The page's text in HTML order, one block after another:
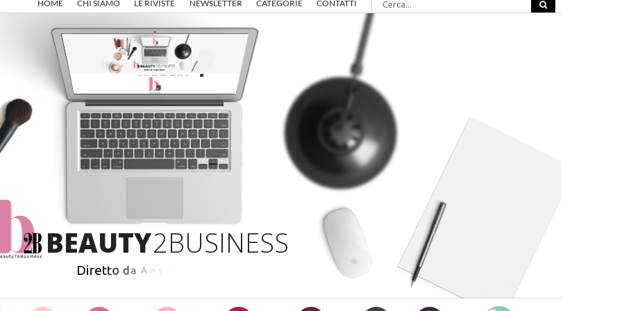
HOME CHI SIAMO LE RIVISTE NEWSLETTER CATEGORIE CONTATTI
per:
BEAUTY2BUSINESS
Diretto da A n